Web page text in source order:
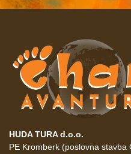
HUDA TURA d.o.o.
PE Kromberk (poslovna stavba